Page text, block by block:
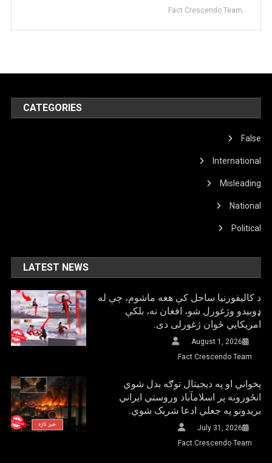
Fact Crescendo Team
CATEGORIES
False
International
Misleading
National
Political
LATEST NEWS
د کالیفورنیا ساحل کې هغه ماشوم، چې له
ډوبیدو وژغورل شو، افغان نه، بلکې
امریکایي ځوان ژغورلی دی.
August 1, 2026
Fact Crescendo Team
پخواني او په دیجیتال توګه بدل شوي
انځورونه پر اسلامآباد وروستي ایراني
بريدونو په جعلي ادعا شریک شوي.
July 31, 2026
Fact Crescendo Team